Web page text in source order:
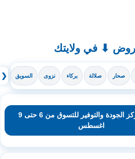
⬇ في ولايتك
❮ صحار صلالة بركاء نزوى السويق
عروض مركز الجودة والتوفير للتسوق من 6 حتى 9
اغسطس